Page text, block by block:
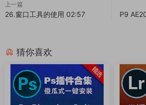
上一篇
26.窗口工具的使用 02:57
P9
猜你喜欢